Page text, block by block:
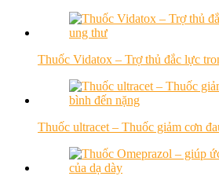
Thuốc Vidatox – Trợ thủ đắc lực
Thuốc ultracet – Thuốc giảm cơn